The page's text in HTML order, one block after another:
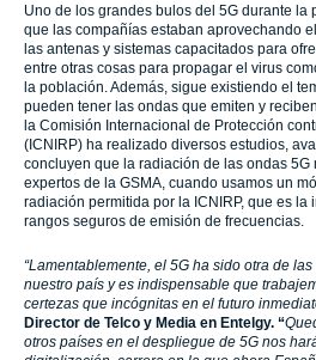
Uno de los grandes bulos del 5G durante la
que las compañías estaban aprovechando
las antenas y sistemas capacitados para
entre otras cosas para propagar el virus
la población. Además, sigue existiendo el
pueden tener las ondas que emiten y
la Comisión Internacional de Protección
(ICNIRP) ha realizado diversos estudios,
concluyen que la radiación de las ondas
expertos de la GSMA, cuando usamos un
radiación permitida por la ICNIRP, que es la
rangos seguros de emisión de frecuencias.
“Lamentablemente, el 5G ha sido otra de
nuestro país y es indispensable que
certezas que incógnitas en el futuro
Director de Telco y Media en Entelgy. “
otros países en el despliegue de 5G nos